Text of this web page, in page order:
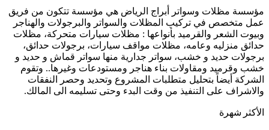
والمواصفات
منزلية
اسعار
سواتر
الحوش
والسطح
مؤسسة مظلات وسواتر أبراج الرياض هي مؤسسة تتكون من فريق
عمل متخصص في تركيب المظلات والسواتر والبرجولات والهناجر
وبيوت الشعر والقرميد بأنواعها : مظلات سيارات متحركة، مظلات
حدائق منزليه وعامه، مظلات مواقف سيارات، برجولات حدائق،
برجولات حديد و خشب، سواتر جدارية منها سواتر قماش و حديد و
خشب وقرميد ومقاولات بناء هناجر ومستودعات وغيرها.. وتقوم
الشركة أيضاً بتحليل متطلبات المشروع وتحديد وحصر النفقات
والاشراف على التنفيذ من وقت البدء وحتى تسليمه الى المالك.
الأكثر شهرة